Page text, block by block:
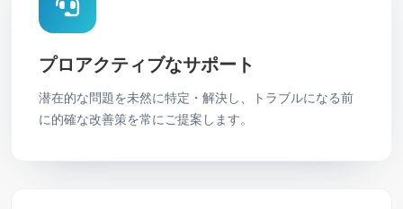
プロアクティブなサポート
潜在的な問題を未然に特定・解決し、トラブルになる前
に的確な改善策を常にご提案します。